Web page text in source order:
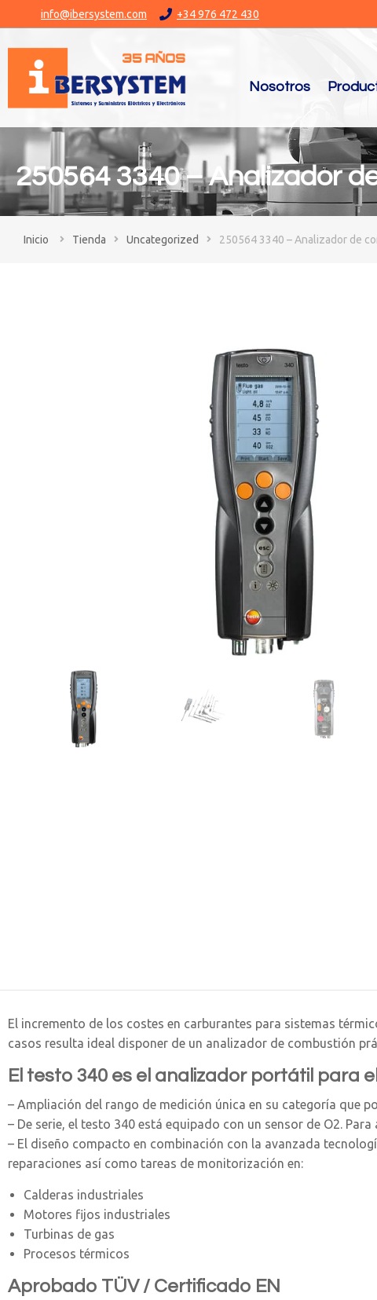
info@ibersystem.com +34 976 472 430
Nosotros
250564 3340 – Analizador
You are here:
Tienda Uncategorized 250564 3340 – Analizador de
El incremento de los costes en carburantes para sistemas
casos resulta ideal disponer de un analizador de combustión
El testo 340 es el analizador portátil para
– Ampliación del rango de medición única en su categoría que
– De serie, el testo 340 está equipado con un sensor de O2.
– El diseño compacto en combinación con la avanzada
reparaciones así como tareas de monitorización en:
Calderas industriales
Motores fijos industriales
Turbinas de gas
Procesos térmicos
Aprobado TÜV / Certificado EN